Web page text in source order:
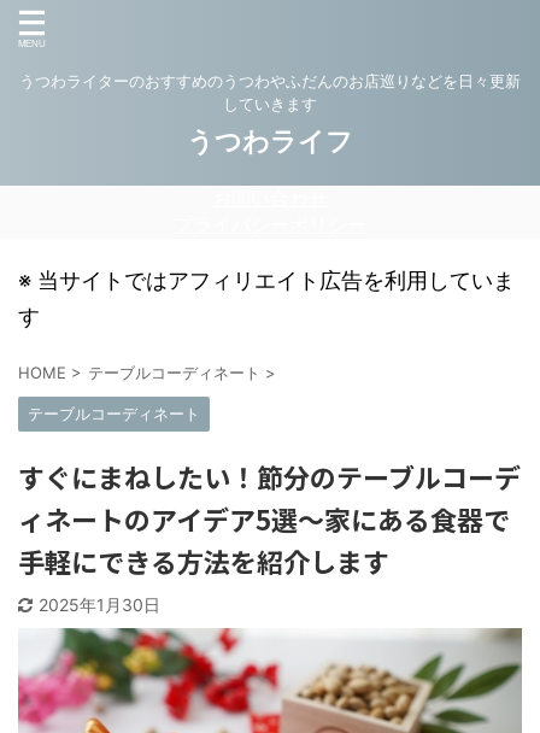
うつわライターのおすすめのうつわやふだんのお店巡りなどを日々更新
していきます
うつわライフ
※ 当サイトではアフィリエイト広告を利用していま
す
HOME > テーブルコーディネート >
テーブルコーディネート
すぐにまねしたい！節分のテーブルコーデ
ィネートのアイデア5選～家にある食器で
手軽にできる方法を紹介します
2025年1月30日